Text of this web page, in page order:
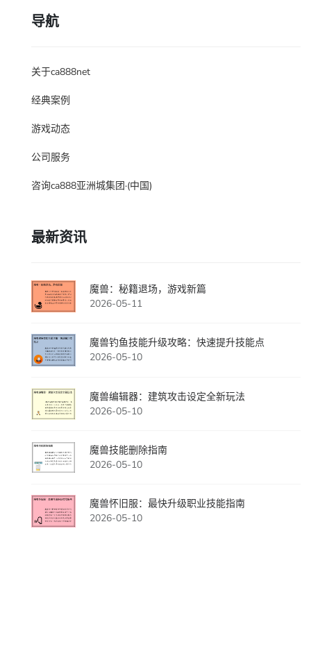
导航
关于ca888net
经典案例
游戏动态
公司服务
咨询ca888亚洲城集团·(中国)
最新资讯
魔兽：秘籍退场，游戏新篇
2026-05-11
魔兽钓鱼技能升级攻略：快速提升技能点
2026-05-10
魔兽编辑器：建筑攻击设定全新玩法
2026-05-10
魔兽技能删除指南
2026-05-10
魔兽怀旧服：最快升级职业技能指南
2026-05-10